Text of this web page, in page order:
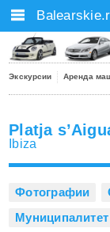
Экскурсии Аренда
Platja
Ibiza
Фотографии
Муниципалитет